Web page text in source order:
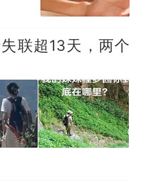
联超13天，两个